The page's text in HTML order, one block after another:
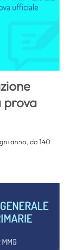
prova
anno, da 140